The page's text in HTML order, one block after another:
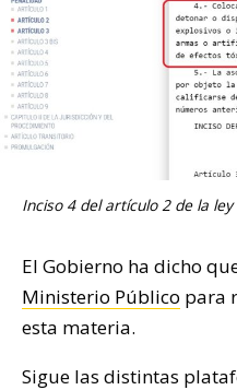
Inciso 4 del artículo 2 de la
El Gobierno ha dicho
Ministerio Público para
esta materia.
Sigue las distintas